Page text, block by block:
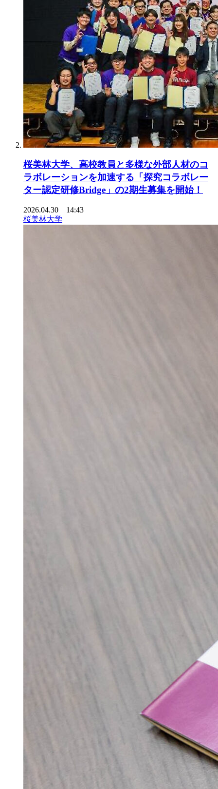
桜美林大学、高校教員と多様な外部人材のコ
ラボレーションを加速する「探究コラボレー
ター認定研修Bridge」の2期生募集を開始！
2026.04.30 14:43
桜美林大学